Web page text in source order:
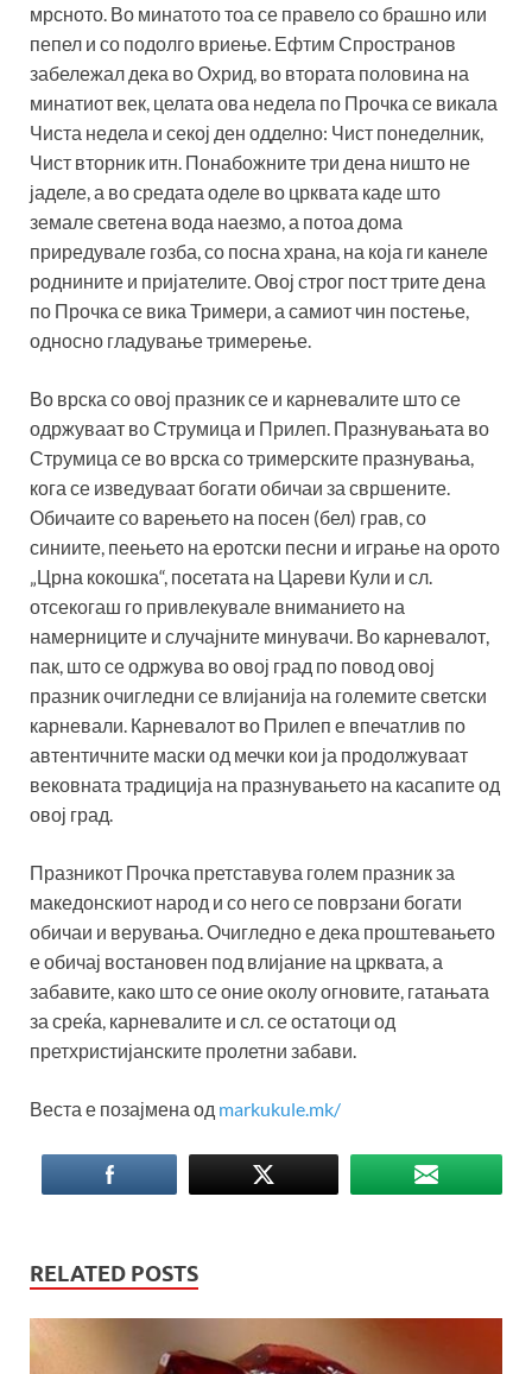
мрсното. Во минатото тоа се правело со брашно или
пепел и со подолго вриење. Ефтим Спространов
забележал дека во Охрид, во втората половина на
минатиот век, целата ова недела по Прочка се викала
Чиста недела и секој ден одделно: Чист понеделник,
Чист вторник итн. Понабожните три дена ништо не
јаделе, а во средата оделе во црквата каде што
земале светена вода наезмо, а потоа дома
приредувале гозба, со посна храна, на која ги канеле
роднините и пријателите. Овој строг пост трите дена
по Прочка се вика Тримери, а самиот чин постење,
односно гладување тримерење.
Во врска со овој празник се и карневалите што се
одржуваат во Струмица и Прилеп. Празнувањата во
Струмица се во врска со тримерските празнувања,
кога се изведуваат богати обичаи за свршените.
Обичаите со варењето на посен (бел) грав, со
синиите, пеењето на еротски песни и играње на орото
„Црна кокошка“, посетата на Цареви Кули и сл.
отсекогаш го привлекувале вниманието на
намерниците и случајните минувачи. Во карневалот,
пак, што се одржува во овој град по повод овој
празник очигледни се влијанија на големите светски
карневали. Карневалот во Прилеп е впечатлив по
автентичните маски од мечки кои ја продолжуваат
вековната традиција на празнувањето на касапите од
овој град.
Празникот Прочка претставува голем празник за
македонскиот народ и со него се поврзани богати
обичаи и верувања. Очигледно е дека проштевањето
е обичај востановен под влијание на црквата, а
забавите, како што се оние околу огновите, гатањата
за среќа, карневалите и сл. се остатоци од
претхристијанските пролетни забави.
Веста е позајмена од markukule.mk/
RELATED POSTS